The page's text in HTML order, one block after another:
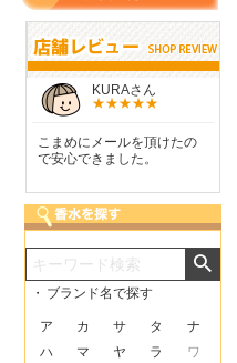
KURAさん
こまめにメールを頂けたの
で安心できました。
・ ブランド名で探す
ア カ サ タ
ナ
ハ
マ ヤ ラ ワ